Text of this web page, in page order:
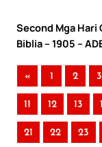
Second Mga Hari
Biblia – 1905 –
« 1 2 3
11 12 13
21 22 23